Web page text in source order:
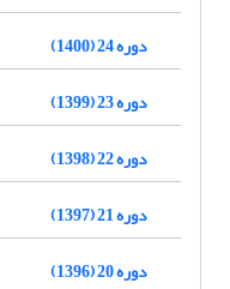
دوره 24 (1400)
دوره 23 (1399)
دوره 22 (1398)
دوره 21 (1397)
دوره 20 (1396)